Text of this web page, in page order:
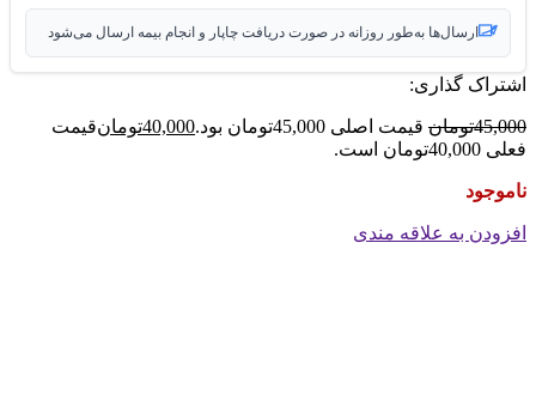
ارسال‌ها به‌طور روزانه در صورت دریافت چاپار و انجام بیمه ارسال می‌شود
اشتراک گذاری:
45,000تومان قیمت اصلی 45,000تومان بود. 40,000تومانقیمت
فعلی 40,000تومان است.
ناموجود
افزودن به علاقه مندی